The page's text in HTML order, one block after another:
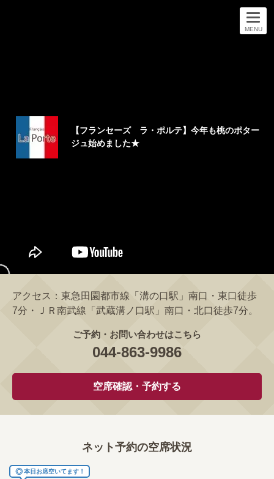
MENU
【フランセーズ ラ・ポルテ】今年も桃のポター
ジュ始めました★
アクセス： 東急田園都市線「溝の口駅」南口・東口徒歩
7分・ＪＲ南武線「武蔵溝ノ口駅」南口・北口徒歩7分。
ご予約・お問い合わせはこちら
044-863-9986
空席確認・予約する
ネット予約の空席状況
◎本日お席空いてます！